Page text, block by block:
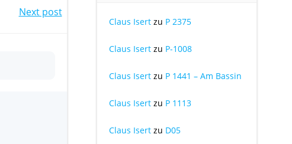
Next post
Claus Isertzu P 2375
Claus Isertzu P-1008
Claus Isertzu P 1441 – Am Bassin
Claus Isertzu P 1113
Claus Isertzu D05